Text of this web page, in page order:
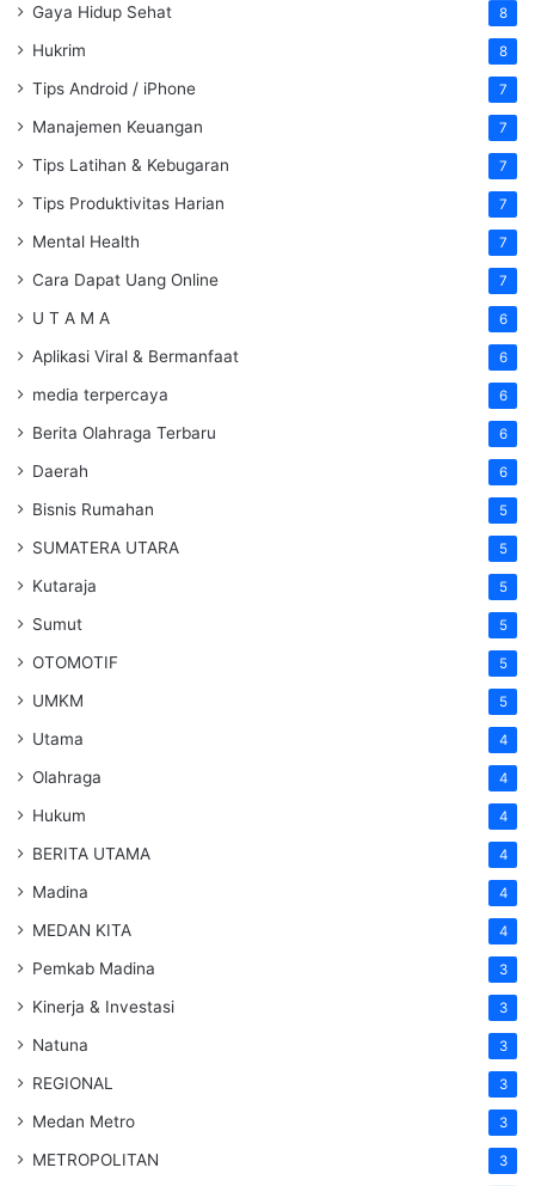
Gaya Hidup Sehat 8
Hukrim 8
Tips Android / iPhone 7
Manajemen Keuangan 7
Tips Latihan & Kebugaran 7
Tips Produktivitas Harian 7
Mental Health 7
Cara Dapat Uang Online 7
U T A M A 6
Aplikasi Viral & Bermanfaat 6
media terpercaya 6
Berita Olahraga Terbaru 6
Daerah 6
Bisnis Rumahan 5
SUMATERA UTARA 5
Kutaraja 5
Sumut 5
OTOMOTIF 5
UMKM 5
Utama 4
Olahraga 4
Hukum 4
BERITA UTAMA 4
Madina 4
MEDAN KITA 4
Pemkab Madina 3
Kinerja & Investasi 3
Natuna 3
REGIONAL 3
Medan Metro 3
METROPOLITAN 3